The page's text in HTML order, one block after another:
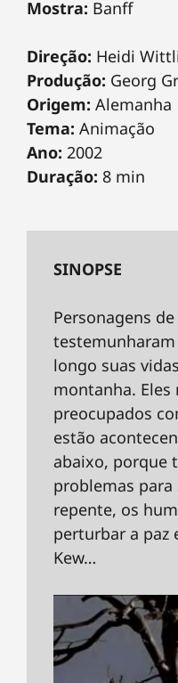
Mostra: Banff
Direção: Heidi
Produção: Georg
Origem: Alemanha
Tema: Animação
Ano: 2002
Duração: 8 min
SINOPSE
Personagens
longo suas
montanha.
preocupados
estão
abaixo, porque
problemas para
repente, os
perturbar a paz
Kew…